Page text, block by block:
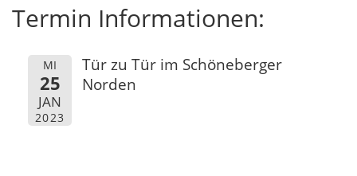
Termin Informationen:
MI
25
JAN
2023
Tür zu Tür im Schöneberger
Norden